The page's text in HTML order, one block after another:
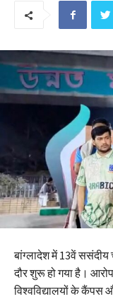
बांग्लादेश में 13वें ससंदीय
दौर शुरू हो गया है।
विश्वविद्यालयों के कैंपस